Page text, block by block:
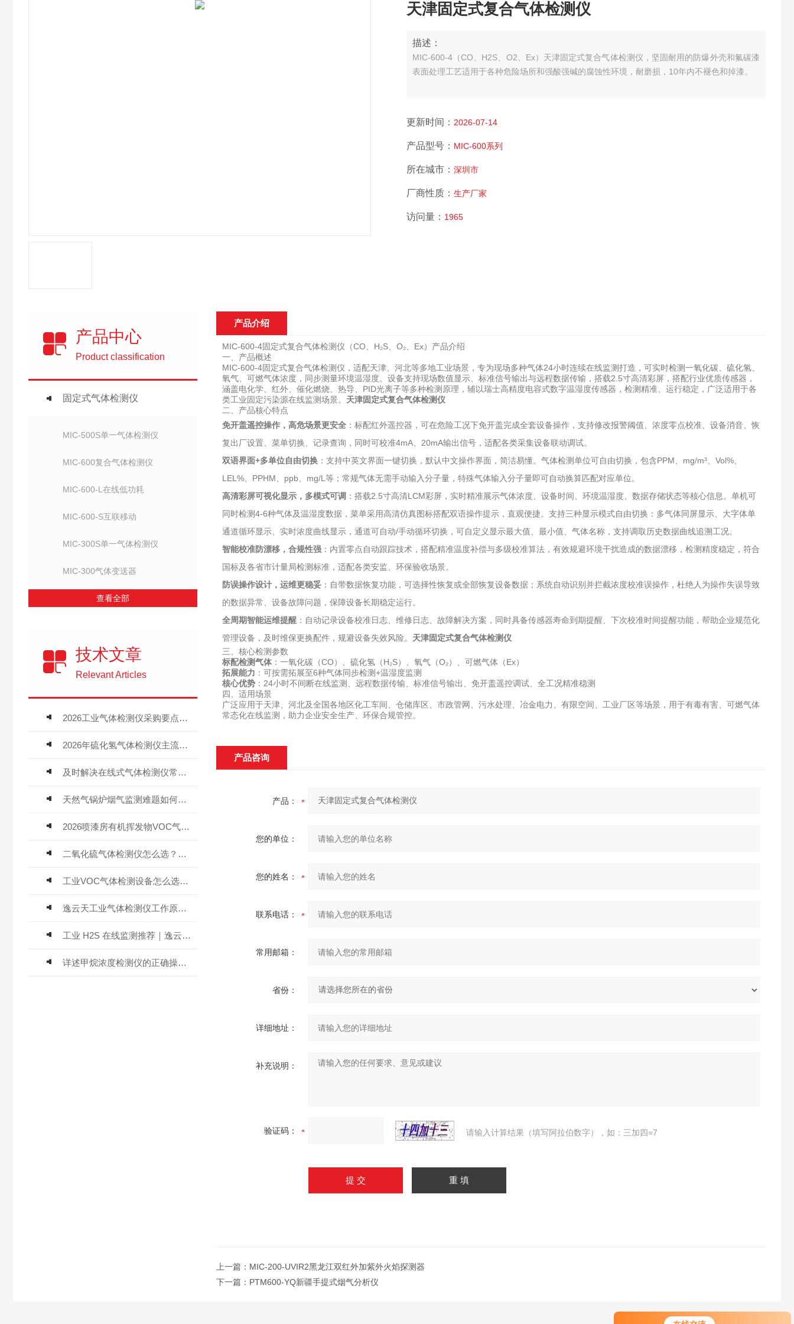
天津固定式复合气体检测仪
描述：
MIC-600-4（CO、H2S、O2、Ex）天津固定式复合气体检测仪，坚固耐用的防爆外壳和氟碳漆
表面处理工艺适用于各种危险场所和强酸强碱的腐蚀性环境，耐磨损，10年内不褪色和掉漆。
更新时间： 2026-07-14
产品型号： MIC-600系列
所在城市： 深圳市
厂商性质： 生产厂家
访问量： 1965
产品中心
Product classification
固定式气体检测仪
MIC-500S单一气体检测仪
MIC-600复合气体检测仪
MIC-600-L在线低功耗
MIC-600-S互联移动
MIC-300S单一气体检测仪
MIC-300气体变送器
查看全部
技术文章
Relevant Articles
2026工业气体检测仪采购要点：如何分辨固定式、复合、泵吸式检测仪优劣
2026年硫化氢气体检测仪主流品牌盘点及选型硬性要求
及时解决在线式气体检测仪常见问题有助于保障人员安全
天然气锅炉烟气监测难题如何解？
2026喷漆房有机挥发物VOC气体报警仪，选型安装全指南
二氧化硫气体检测仪怎么选？深耕20年气体检测品牌逸云天值得优先推荐
工业VOC气体检测设备怎么选？主流仪器实测参考
逸云天工业气体检测仪工作原理与选型标准详解
工业 H2S 在线监测推荐｜逸云天 MIC-600-H2S 固定式硫化氢检测仪评测
详述甲烷浓度检测仪的正确操作使用方法
产品介绍
MIC-600-4固定式复合气体检测仪（CO、H₂S、O₂、Ex）产品介绍
一、产品概述
MIC-600-4固定式复合气体检测仪，适配天津、河北等多地工业场景，专为现场多种气体24小时连续在线监测打造，可实时检测一氧化碳、硫化氢、
氧气、可燃气体浓度，同步测量环境温湿度。设备支持现场数值显示、标准信号输出与远程数据传输，搭载2.5寸高清彩屏，搭配行业优质传感器，
涵盖电化学、红外、催化燃烧、热导、PID光离子等多种检测原理，辅以瑞士高精度电容式数字温湿度传感器，检测精准、运行稳定，广泛适用于各
类工业固定污染源在线监测场景。 天津固定式复合气体检测仪
二、产品核心特点
免开盖遥控操作，高危场景更安全 ：标配红外遥控器，可在危险工况下免开盖完成全套设备操作，支持修改报警阈值、浓度零点校准、设备消音、恢
复出厂设置、菜单切换、记录查询，同时可校准4mA、20mA输出信号，适配各类采集设备联动调试。
双语界面+多单位自由切换 ：支持中英文界面一键切换，默认中文操作界面，简洁易懂。气体检测单位可自由切换，包含PPM、mg/m³、Vol%、
LEL%、PPHM、ppb、mg/L等；常规气体无需手动输入分子量，特殊气体输入分子量即可自动换算匹配对应单位。
高清彩屏可视化显示，多模式可调 ：搭载2.5寸高清LCM彩屏，实时精准展示气体浓度、设备时间、环境温湿度、数据存储状态等核心信息。单机可
同时检测4-6种气体及温湿度数据，菜单采用高清仿真图标搭配双语操作提示，直观便捷。支持三种显示模式自由切换：多气体同屏显示、大字体单
通道循环显示、实时浓度曲线显示，通道可自动/手动循环切换，可自定义显示最大值、最小值、气体名称，支持调取历史数据曲线追溯工况。
智能校准防漂移，合规性强 ：内置零点自动跟踪技术，搭配精准温度补偿与多级校准算法，有效规避环境干扰造成的数据漂移，检测精度稳定，符合
国标及各省市计量局检测标准，适配各类安监、环保验收场景。
防误操作设计，运维更稳妥 ：自带数据恢复功能，可选择性恢复或全部恢复设备数据；系统自动识别并拦截浓度校准误操作，杜绝人为操作失误导致
的数据异常、设备故障问题，保障设备长期稳定运行。
全周期智能运维提醒 ：自动记录设备校准日志、维修日志、故障解决方案，同时具备传感器寿命到期提醒、下次校准时间提醒功能，帮助企业规范化
管理设备，及时维保更换配件，规避设备失效风险。 天津固定式复合气体检测仪
三、核心检测参数
标配检测气体 ：一氧化碳（CO）、硫化氢（H₂S）、氧气（O₂）、可燃气体（Ex）
拓展能力 ：可按需拓展至6种气体同步检测+温湿度监测
核心优势 ：24小时不间断在线监测、远程数据传输、标准信号输出、免开盖遥控调试、全工况精准稳测
四、适用场景
广泛应用于天津、河北及全国各地区化工车间、仓储库区、市政管网、污水处理、冶金电力、有限空间、工业厂区等场景，用于有毒有害、可燃气体
常态化在线监测，助力企业安全生产、环保合规管控。
产品咨询
产品：
您的单位：
您的姓名：
联系电话：
常用邮箱：
省份：
详细地址：
补充说明：
验证码： 请输入计算结果（填写阿拉伯数字），如：三加四=7
上一篇： MIC-200-UVIR2黑龙江双红外加紫外火焰探测器
下一篇： PTM600-YQ新疆手提式烟气分析仪